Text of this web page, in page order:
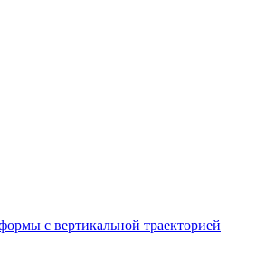
с вертикальной траекторией